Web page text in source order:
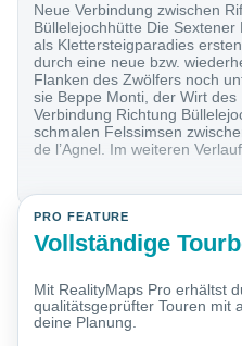
Neue Verbindung zwischen
Büllelejochhütte Die
als Klettersteigparadies
durch eine neue bzw.
Flanken des Zwölfers noch
sie Beppe Monti, der Wirt
Verbindung Richtung
schmalen Felssimsen
de l’Agnel. Im weiteren
PRO FEATURE
Vollständige
Mit RealityMaps Pro erhältst
qualitätsgeprüfter Touren mit
deine Planung.